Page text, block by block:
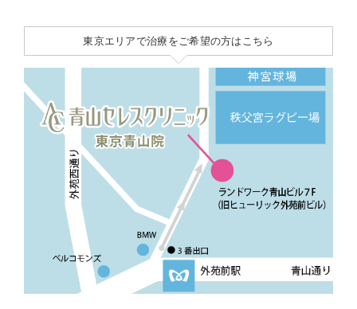
東京エリアで治療をご希望の方はこちら